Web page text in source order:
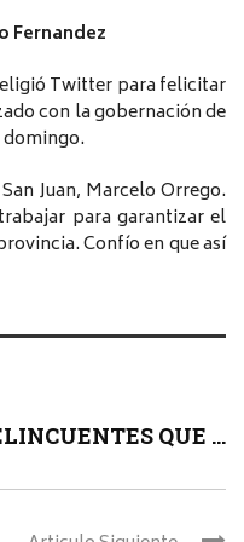
Fernandez
Twitter para felicitar
con la gobernación de
domingo.
Juan, Marcelo Orrego.
para garantizar el
Confío en que así
QUE ...